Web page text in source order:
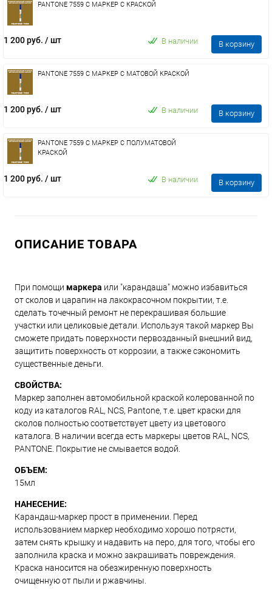
PANTONE 7559 C МАРКЕР С КРАСКОЙ
1 200 руб. / шт В наличии В корзину
PANTONE 7559 C МАРКЕР С МАТОВОЙ КРАСКОЙ
1 200 руб. / шт В наличии В корзину
PANTONE 7559 C МАРКЕР С ПОЛУМАТОВОЙ
КРАСКОЙ
1 200 руб. / шт В наличии В корзину
ОПИСАНИЕ ТОВАРА
При помощи маркера или "карандаша" можно избавиться
от сколов и царапин на лакокрасочном покрытии, т.е.
сделать точечный ремонт не перекрашивая большие
участки или целиковые детали. Используя такой маркер Вы
сможете придать поверхности первозданный внешний вид,
защитить поверхность от коррозии, а также сэкономить
существенные деньги.
СВОЙСТВА:
Маркер заполнен автомобильной краской колерованной по
коду из каталогов RAL, NCS, Pantone, т.е. цвет краски для
сколов полностью соответствует цвету из цветового
каталога. В наличии всегда есть маркеры цветов RAL, NCS,
PANTONE. Покрытие не смывается водой.
ОБЪЕМ:
15мл
НАНЕСЕНИЕ:
Карандаш-маркер прост в применении. Перед
использованием маркер необходимо хорошо потрясти,
затем снять крышку и надавить на перо, для того, чтобы его
заполнила краска и можно закрашивать повреждения.
Краска наносится на обезжиренную поверхность
очищенную от пыли и ржавчины.